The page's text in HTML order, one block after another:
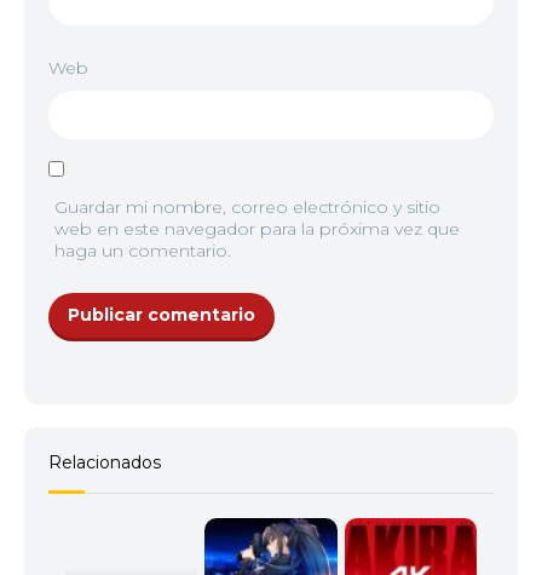
Web
Guardar mi nombre, correo electrónico y sitio
web en este navegador para la próxima vez que
haga un comentario.
Relacionados